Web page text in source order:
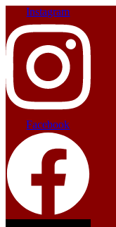
Instagram
Facebook